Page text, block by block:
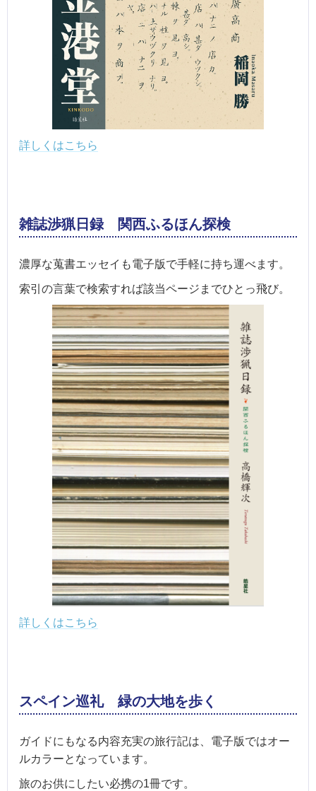
詳しくはこちら
雑誌渉猟日録 関西ふるほん探検
濃厚な蒐書エッセイも電子版で手軽に持ち運べます。
索引の言葉で検索すれば該当ページまでひとっ飛び。
詳しくはこちら
スペイン巡礼 緑の大地を歩く
ガイドにもなる内容充実の旅行記は、電子版ではオー
ルカラーとなっています。
旅のお供にしたい必携の1冊です。